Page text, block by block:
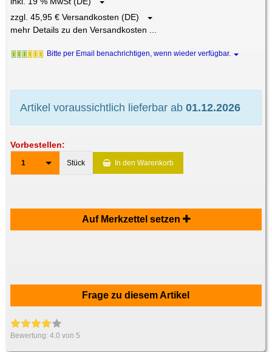
zzgl. 45,95 € Versandkosten (DE)
mehr Details zu den Versandkosten ...
Bitte per Email benachrichtigen, wenn wieder verfügbar.
Artikel voraussichtlich lieferbar ab01.12.2026
Vorbestellen:
1 Stück In den Warenkorb
Auf Merkzettel setzen
Frage zu diesem Artikel
Bewertung:4.0 von 5